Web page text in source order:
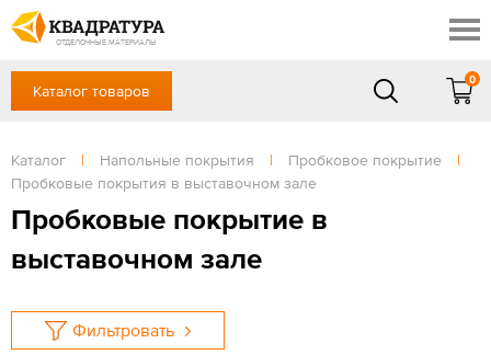
ОТДЕЛОЧНЫЕ МАТЕРИАЛЫ
Скидки
Акции
Готовые решения
Доставка и оплата
Отзывы
+7 (861) 212-10-58
Сб, Вс — выходной
ЗАКАЗАТЬ ЗВОНОК
Вход / Регистрация
Каталог товаров
0
Каталог | Напольные покрытия | Пробковое покрытие
|
Пробковые покрытия в выставочном зале
Пробковые покрытие в
выставочном зале
Фильтровать